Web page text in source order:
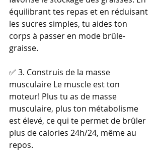
équilibrant tes repas et en réduisant
les sucres simples, tu aides ton
corps à passer en mode brûle-
graisse.
✅ 3. Construis de la masse
musculaire Le muscle est ton
moteur! Plus tu as de masse
musculaire, plus ton métabolisme
est élevé, ce qui te permet de brûler
plus de calories 24h/24, même au
repos.